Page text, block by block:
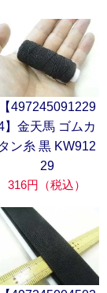
【497245091229
】金天馬 ゴムカ
タン糸 黒 KW912
29
316円（税込）